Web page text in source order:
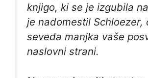
knjigo, ki se je izgubila
je nadomestil Schloezer,
seveda manjka vaše
naslovni strani.